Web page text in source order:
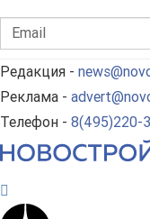
Редакция -
Реклама -
Телефон - 8(495)220-